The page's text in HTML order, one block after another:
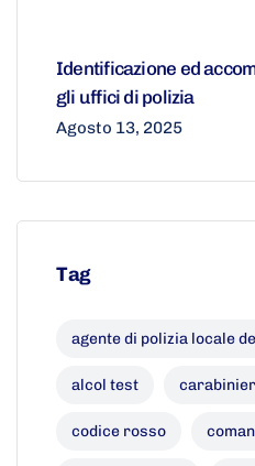
Identificazione ed
gli uffici di polizia
Agosto 13, 2025
Tag
agente di polizia locale
alcol test
codice rosso